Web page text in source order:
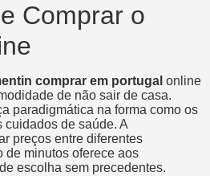
Comprar o
comprar em portugal online
de não sair de casa.
paradigmática na forma como os
cuidados de saúde. A
preços entre diferentes
de minutos oferece aos
escolha sem precedentes.